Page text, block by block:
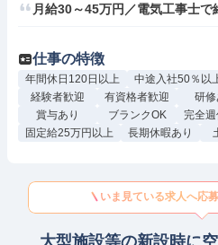
月給30～45万円／電気工事士で
仕事の特徴
年間休日120日以上 中途入社50％以
経験者歓迎
有資格者歓迎 研修
賞与あり
ブランクOK 完全週
固定給25万円以上
長期休暇あり
いま見ている求人へ応
大型施設等の新設時に